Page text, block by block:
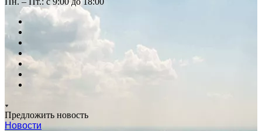
Предложить новость
Новости